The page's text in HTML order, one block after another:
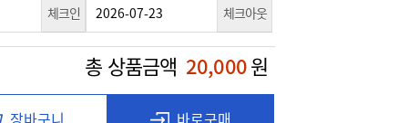
체크인 체크아웃
총 상품금액 20,000원
장바구니 바로구매